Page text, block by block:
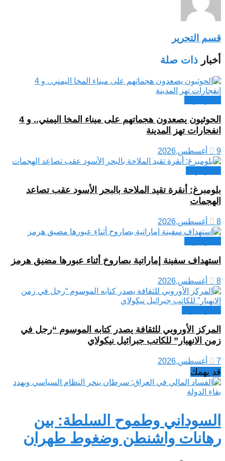
قسم التحرير
أخبار ذات صلة
الحوثيون يصعدون هجماتهم على ميناء المخا اليمني.. و 4
انفجارات تهز المدينة
9 أغسطس,2026
بلومبرغ: أنقرة تقيد الملاحة بالبحر الأسود عقب تصاعد
الهجمات
8 أغسطس,2026
استهداف سفينة إماراتية بصاروخ أثناء عبورها مضيق هرمز
8 أغسطس,2026
المركز الأوروبي للثقافة يصدر كتابه الموسوم “رجل في
زمن الانهيار” للكاتب جبرائيل نيكولاي
7 أغسطس,2026
قد يهمك
السوداني وطموح السلطة: بين
رهانات واشنطن وضغوط طهران